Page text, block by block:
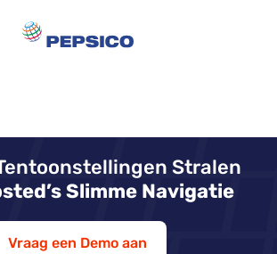
Stralen
Slimme Navigatie
Vraag een Demo aan